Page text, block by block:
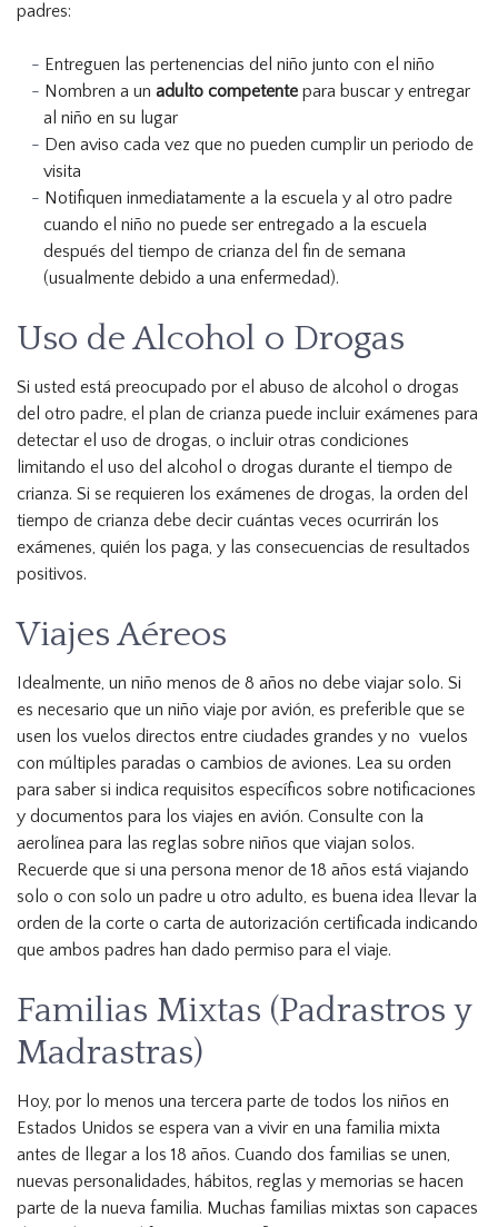
padres:
Entreguen las pertenencias del niño junto con el niño
Nombren a un adulto competente para buscar y entregar
al niño en su lugar
Den aviso cada vez que no pueden cumplir un periodo de
visita
Notifiquen inmediatamente a la escuela y al otro padre
cuando el niño no puede ser entregado a la escuela
después del tiempo de crianza del fin de semana
(usualmente debido a una enfermedad).
Uso de Alcohol o Drogas
Si usted está preocupado por el abuso de alcohol o drogas
del otro padre, el plan de crianza puede incluir exámenes para
detectar el uso de drogas, o incluir otras condiciones
limitando el uso del alcohol o drogas durante el tiempo de
crianza. Si se requieren los exámenes de drogas, la orden del
tiempo de crianza debe decir cuántas veces ocurrirán los
exámenes, quién los paga, y las consecuencias de resultados
positivos.
Viajes Aéreos
Idealmente, un niño menos de 8 años no debe viajar solo. Si
es necesario que un niño viaje por avión, es preferible que se
usen los vuelos directos entre ciudades grandes y no vuelos
con múltiples paradas o cambios de aviones. Lea su orden
para saber si indica requisitos específicos sobre notificaciones
y documentos para los viajes en avión. Consulte con la
aerolínea para las reglas sobre niños que viajan solos.
Recuerde que si una persona menor de 18 años está viajando
solo o con solo un padre u otro adulto, es buena idea llevar la
orden de la corte o carta de autorización certificada indicando
que ambos padres han dado permiso para el viaje.
Familias Mixtas (Padrastros y
Madrastras)
Hoy, por lo menos una tercera parte de todos los niños en
Estados Unidos se espera van a vivir en una familia mixta
antes de llegar a los 18 años. Cuando dos familias se unen,
nuevas personalidades, hábitos, reglas y memorias se hacen
parte de la nueva familia. Muchas familias mixtas son capaces